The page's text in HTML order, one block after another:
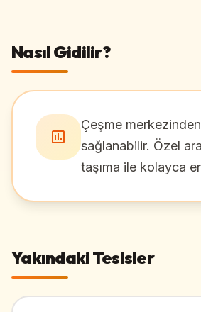
Nasıl Gidilir?
Çeşme merkezinden
sağlanabilir. Özel
taşıma ile kolayca
Yakındaki Tesisler